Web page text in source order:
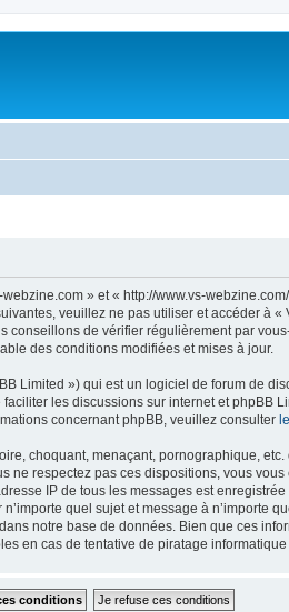
» et « http://www.vs-
veuillez ne pas utiliser et accéder à
de vérifier régulièrement par
des conditions modifiées et mises à jour.
Limited ») qui est un logiciel de forum de
les discussions sur internet et phpBB
concernant phpBB, veuillez consulter
choquant, menaçant, pornographique,
respectez pas ces dispositions, vous
IP de tous les messages est
quel sujet et message à n’importe
notre base de données. Bien que ces
en cas de tentative de piratage